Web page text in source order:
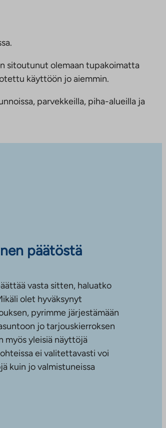
sitoutunut olemaan tupakoimatta
käyttöön jo aiemmin.
parvekkeilla, piha-alueilla ja
päätöstä
vasta sitten, haluatko
olet hyväksynyt
pyrimme järjestämään
jo tarjouskierroksen
myös yleisiä näyttöjä
ei valitettavasti voi
kuin jo valmistuneissa